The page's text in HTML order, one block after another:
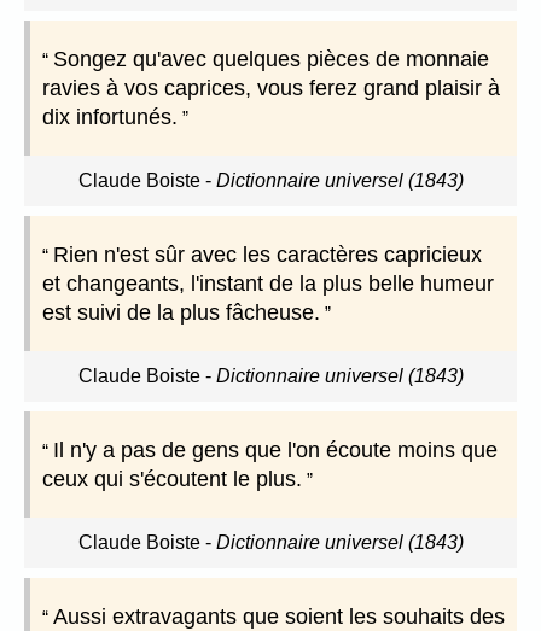
Songez qu'avec quelques pièces de monnaie
ravies à vos caprices, vous ferez grand plaisir à
dix infortunés.
Claude Boiste- Dictionnaire universel (1843)
Rien n'est sûr avec les caractères capricieux
et changeants, l'instant de la plus belle humeur
est suivi de la plus fâcheuse.
Claude Boiste- Dictionnaire universel (1843)
Il n'y a pas de gens que l'on écoute moins que
ceux qui s'écoutent le plus.
Claude Boiste- Dictionnaire universel (1843)
Aussi extravagants que soient les souhaits des